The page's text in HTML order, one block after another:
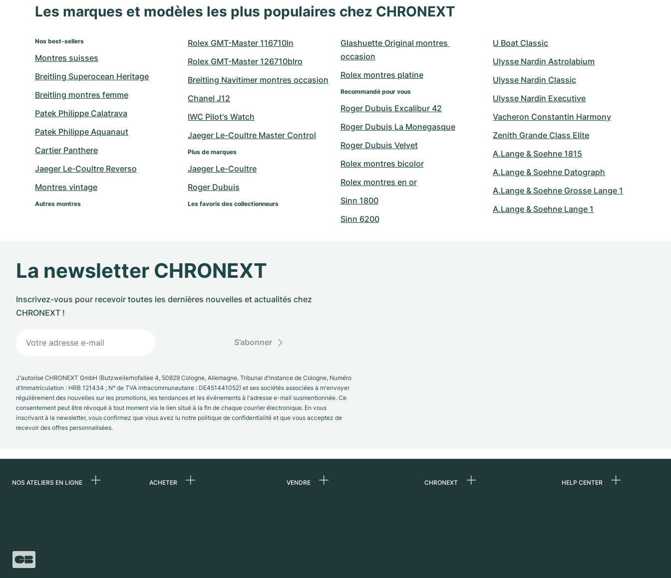
Les marques et modèles les plus populaires chez CHRONEXT
Nos best-sellers
Montres suisses
Breitling Superocean Heritage
Breitling montres femme
Patek Philippe Calatrava
Patek Philippe Aquanaut
Cartier Panthere
Jaeger Le-Coultre Reverso
Montres vintage
Autres montres
Rolex GMT-Master 116710ln
Rolex GMT-Master 126710blro
Breitling Navitimer montres occasion
Chanel J12
IWC Pilot's Watch
Jaeger Le-Coultre Master Control
Plus de marques
Jaeger Le-Coultre
Roger Dubuis
Les favoris des collectionneurs
Glashuette Original montres
occasion
Rolex montres platine
Recommandé pour vous
Roger Dubuis Excalibur 42
Roger Dubuis La Monegasque
Roger Dubuis Velvet
Rolex montres bicolor
Rolex montres en or
Sinn 1800
Sinn 6200
U Boat Classic
Ulysse Nardin Astrolabium
Ulysse Nardin Classic
Ulysse Nardin Executive
Vacheron Constantin Harmony
Zenith Grande Class Elite
A.Lange & Soehne 1815
A.Lange & Soehne Datograph
A.Lange & Soehne Grosse Lange 1
A.Lange & Soehne Lange 1
La newsletter CHRONEXT
Inscrivez-vous pour recevoir toutes les dernières nouvelles et actualités chez
CHRONEXT !
S’abonner
J'autorise CHRONEXT GmbH (Butzweilerhofallee 4, 50829 Cologne, Allemagne. Tribunal d'Instance de Cologne, Numéro
d'Immatriculation : HRB 121434 ; N° de TVA intracommunautaire : DE451441052) et ses sociétés associées à m'envoyer
régulièrement des nouvelles sur les promotions, les tendances et les événements à l'adresse e-mail susmentionnée. Ce
consentement peut être révoqué à tout moment via le lien situé à la fin de chaque courrier électronique. En vous
inscrivant à la newsletter, vous confirmez que vous avez lu notre politique de confidentialité et que vous acceptez de
recevoir des offres personnalisées.
NOS ATELIERS EN LIGNE
Suisse
ACHETER VENDRE CHRONEXT HELP CENTER